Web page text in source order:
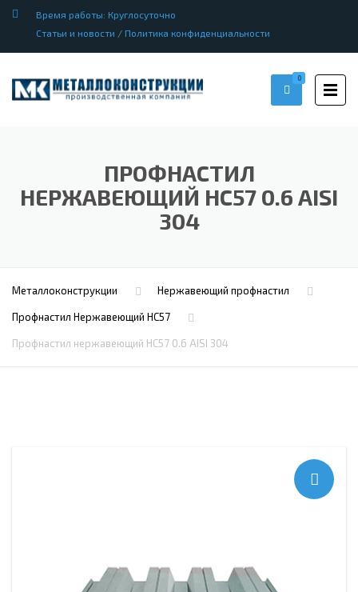
Время работы: Круглосуточно
Статьи и новости / Политика конфиденциальности
0
ПРОФНАСТИЛ
НЕРЖАВЕЮЩИЙ НС57 0.6 AISI
304
Металлоконструкции Нержавеющий профнастил
Профнастил Hержавеющий НС57
Профнастил нержавеющий НС57 0.6 AISI 304